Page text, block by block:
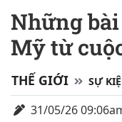
Những bài học đắt giá với
Mỹ từ
THẾ GIỚI SỰ
31/05/26